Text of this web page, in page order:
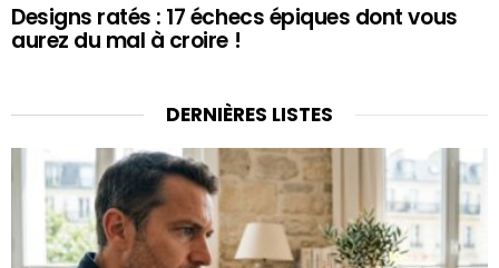
Designs ratés : 17 échecs épiques dont vous
aurez du mal à croire !
DERNIÈRES LISTES